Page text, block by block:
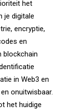
het
je digitale
encryptie,
en
blockchain
in Web3 en
onuitwisbaar.
het huidige